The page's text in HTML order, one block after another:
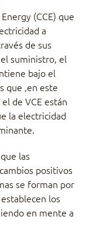
(CCE) que
a
de sus
suministro, el
bajo el
que ,en este
de VCE están
la electricidad
las
positivos
se forman por
los
en mente a